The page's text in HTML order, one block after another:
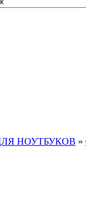
НОУТБУКОВ »